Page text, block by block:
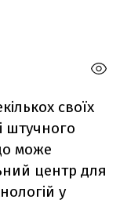
своїх
штучного
може
центр для
у